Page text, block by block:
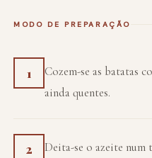
MODO DE PREPARAÇÃO
1
Cozem-se as batatas
ainda quentes.
2
Deita-se o azeite num